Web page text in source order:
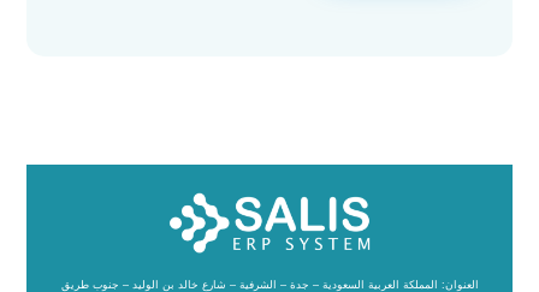
العنوان: المملكة العربية السعودية – جدة – الشرفية – شارع خالد بن الوليد – جنوب طريق